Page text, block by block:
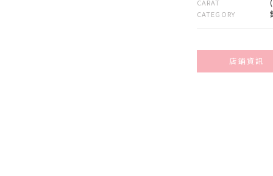
CARAT
CATEGORY
店鋪資訊